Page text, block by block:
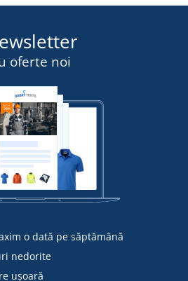
oferte noi
o dată pe săptămână
nedorite
ușoară